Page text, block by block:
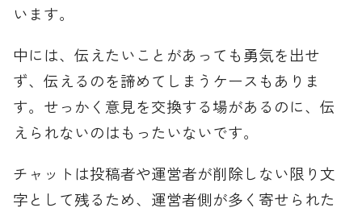
います。
中には、伝えたいことがあっても勇気を出せ
ず、伝えるのを諦めてしまうケースもありま
す。せっかく意見を交換する場があるのに、伝
えられないのはもったいないです。
チャットは投稿者や運営者が削除しない限り文
字として残るため、運営者側が多く寄せられた